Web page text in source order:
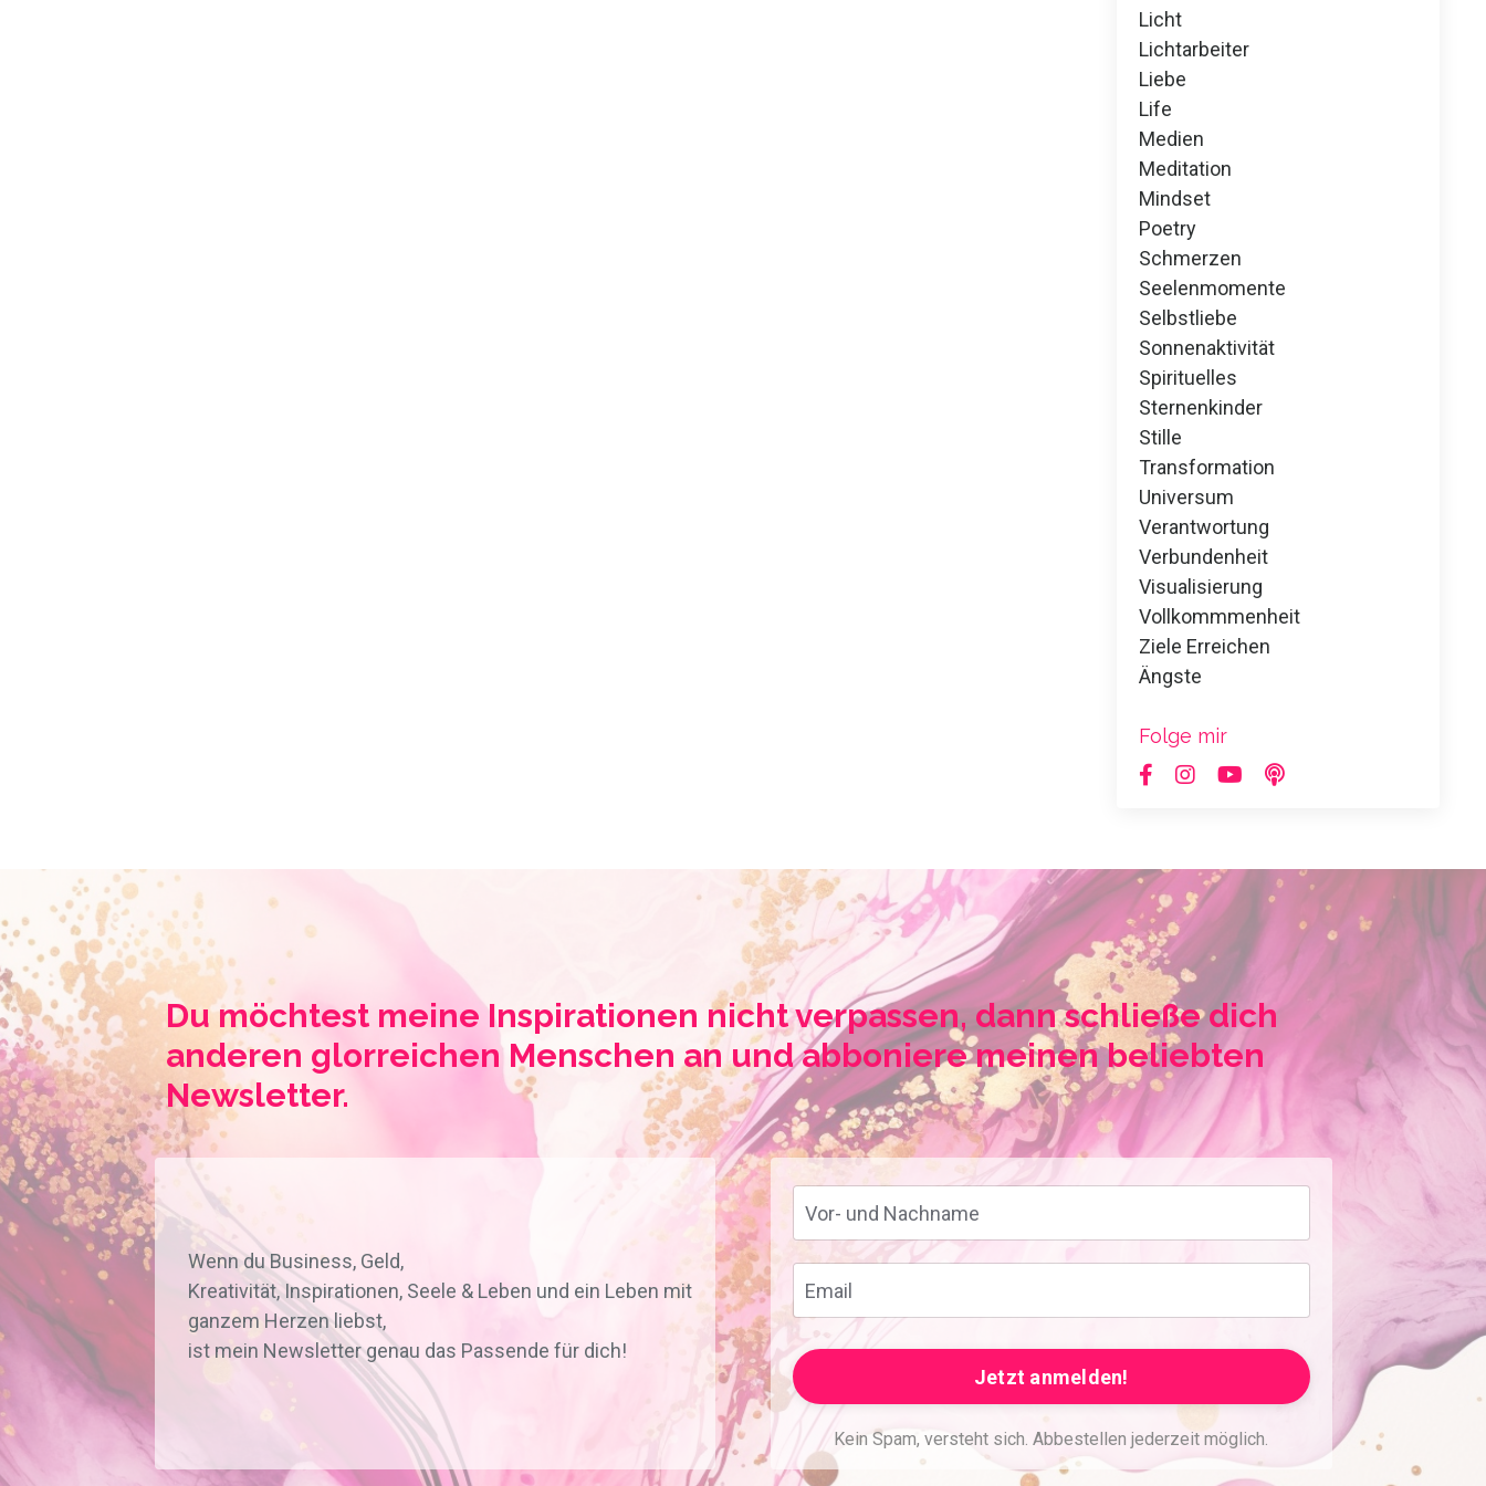
Licht
Lichtarbeiter
Liebe
Life
Medien
Meditation
Mindset
Poetry
Schmerzen
Seelenmomente
Selbstliebe
Sonnenaktivität
Spirituelles
Sternenkinder
Stille
Transformation
Universum
Verantwortung
Verbundenheit
Visualisierung
Vollkommmenheit
Ziele Erreichen
Ängste
Folge mir
Du möchtest meine Inspirationen nicht verpassen, dann schließe dich
anderen glorreichen Menschen an und abboniere meinen beliebten
Newsletter.
Wenn du Business, Geld,
Kreativität, Inspirationen, Seele & Leben und ein Leben mit
ganzem Herzen liebst,
ist mein Newsletter genau das Passende für dich!
Jetzt anmelden!
Kein Spam, versteht sich. Abbestellen jederzeit möglich.